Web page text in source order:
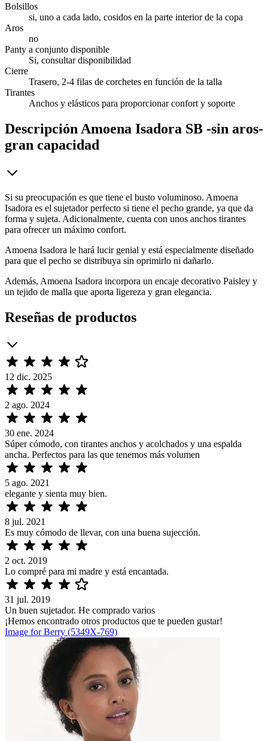
Bolsillos
si, uno a cada lado, cosidos en la parte interior de la copa
Aros
no
Panty a conjunto disponible
Si, consultar disponibilidad
Cierre
Trasero, 2-4 filas de corchetes en función de la talla
Tirantes
Anchos y elásticos para proporcionar confort y soporte
Descripción Amoena Isadora SB -sin aros-
gran capacidad
Si su preocupación es que tiene el busto voluminoso. Amoena
Isadora es el sujetador perfecto si tiene el pecho grande, ya que da
forma y sujeta. Adicionalmente, cuenta con unos anchos tirantes
para ofrecer un máximo confort.
Amoena Isadora le hará lucir genial y está especialmente diseñado
para que el pecho se distribuya sin oprimirlo ni dañarlo.
Además, Amoena Isadora incorpora un encaje decorativo Paisley y
un tejido de malla que aporta ligereza y gran elegancia.
Reseñas de productos
12 dic. 2025
2 ago. 2024
30 ene. 2024
Súper cómodo, con tirantes anchos y acolchados y una espalda
ancha. Perfectos para las que tenemos más volumen
5 ago. 2021
elegante y sienta muy bien.
8 jul. 2021
Es muy cómodo de llevar, con una buena sujección.
2 oct. 2019
Lo compré para mi madre y está encantada.
31 jul. 2019
Un buen sujetador. He comprado varios
¡Hemos encontrado otros productos que te pueden gustar!
Image for Berry (5349X-769)